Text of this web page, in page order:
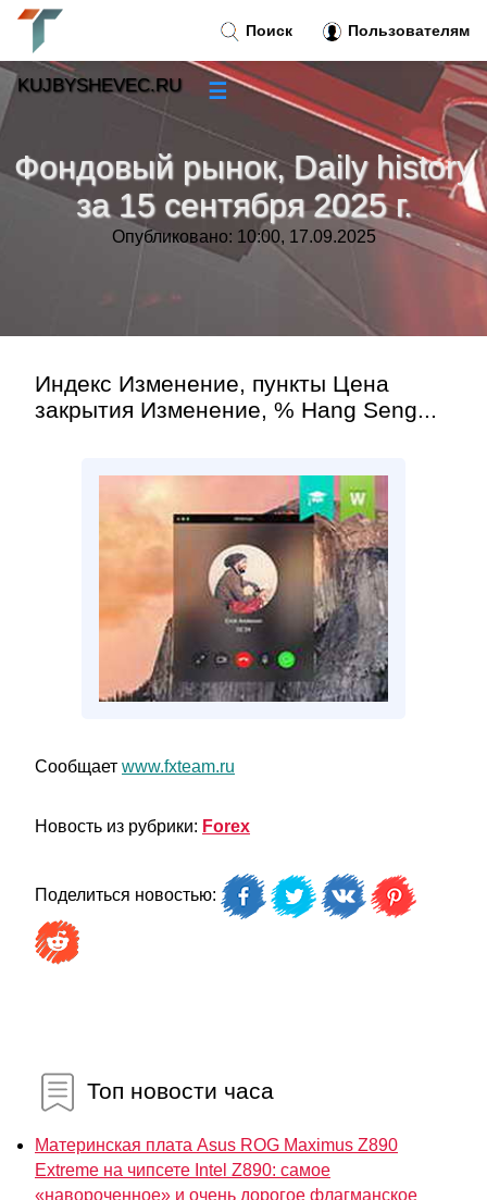
Фондовый рынок, Daily history
за 15 сентября 2025 г.
Опубликовано: 10:00, 17.09.2025
Индекс Изменение, пункты Цена
закрытия Изменение, % Hang Seng...
Сообщает www.fxteam.ru
Новость из рубрики: Forex
Поделиться новостью:
Топ новости часа
Материнская плата Asus ROG Maximus Z890
Extreme на чипсете Intel Z890: самое
«навороченное» и очень дорогое флагманское
Поиск Пользователям
KUJBYSHEVEC.RU ☰
»
Тренды новостей »
»
Контакт»